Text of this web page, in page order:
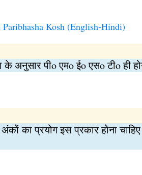
Paribhasha Kosh (English-Hindi)
अनुसार पीo एमo ईo एसo टीo ही
प्रयोग इस प्रकार होना चाहिए